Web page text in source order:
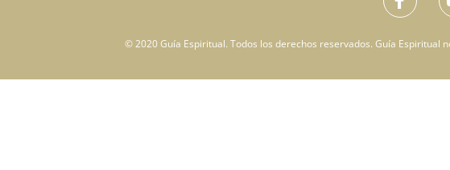
© 2020 Guía Espiritual. Todos los derechos reservados. Guía